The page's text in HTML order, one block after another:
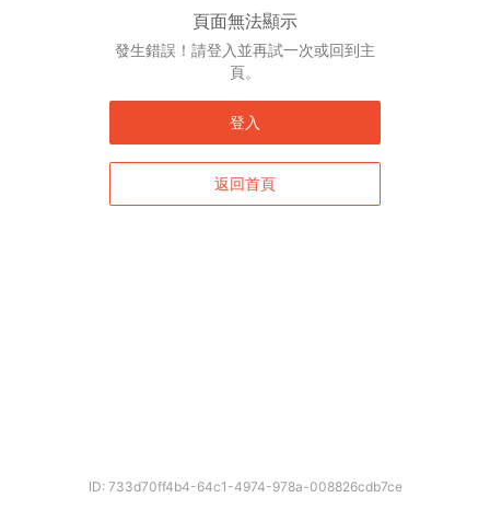
頁面無法顯示
發生錯誤！請登入並再試一次或回到主
頁。
登入
返回首頁
ID: 733d70ff4b4-64c1-4974-978a-008826cdb7ce